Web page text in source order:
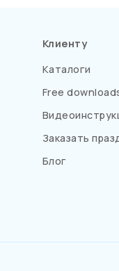
Клиенту
Каталоги
Free
Заказать
Блог